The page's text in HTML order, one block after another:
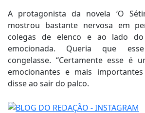
A protagonista da novela ‘O
mostrou bastante nervosa em
colegas de elenco e ao lado do
emocionada. Queria que
congelasse. “Certamente esse é
emocionantes e mais
disse ao sair do palco.